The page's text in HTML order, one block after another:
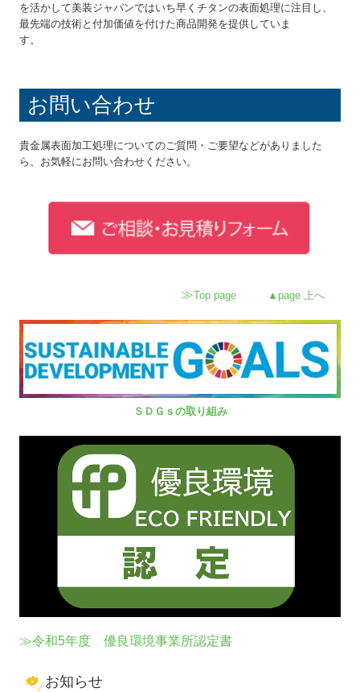
を活かして美装ジャパンではいち早くチタンの表面処理に注目し、
最先端の技術と付加価値を付けた商品開発を提供していま
す。
お問い合わせ
貴金属表面加工処理についてのご質問・ご要望などがありました
ら、お気軽にお問い合わせください。
≫Top page ▲page 上へ
ＳＤＧｓの取り組み
≫令和5年度 優良環境事業所認定書
お知らせ